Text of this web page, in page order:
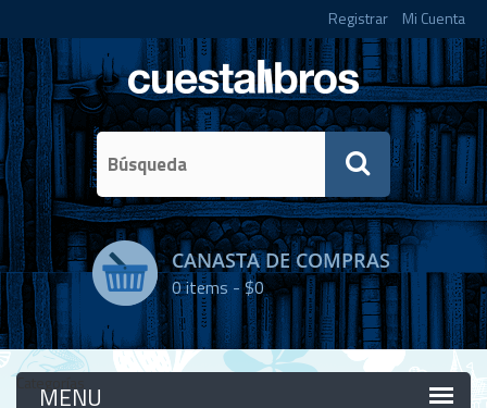
Registrar Mi Cuenta
CANASTA DE COMPRAS
0items -$0
Categorías